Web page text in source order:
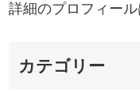
詳細のプロフィール
カテゴリー